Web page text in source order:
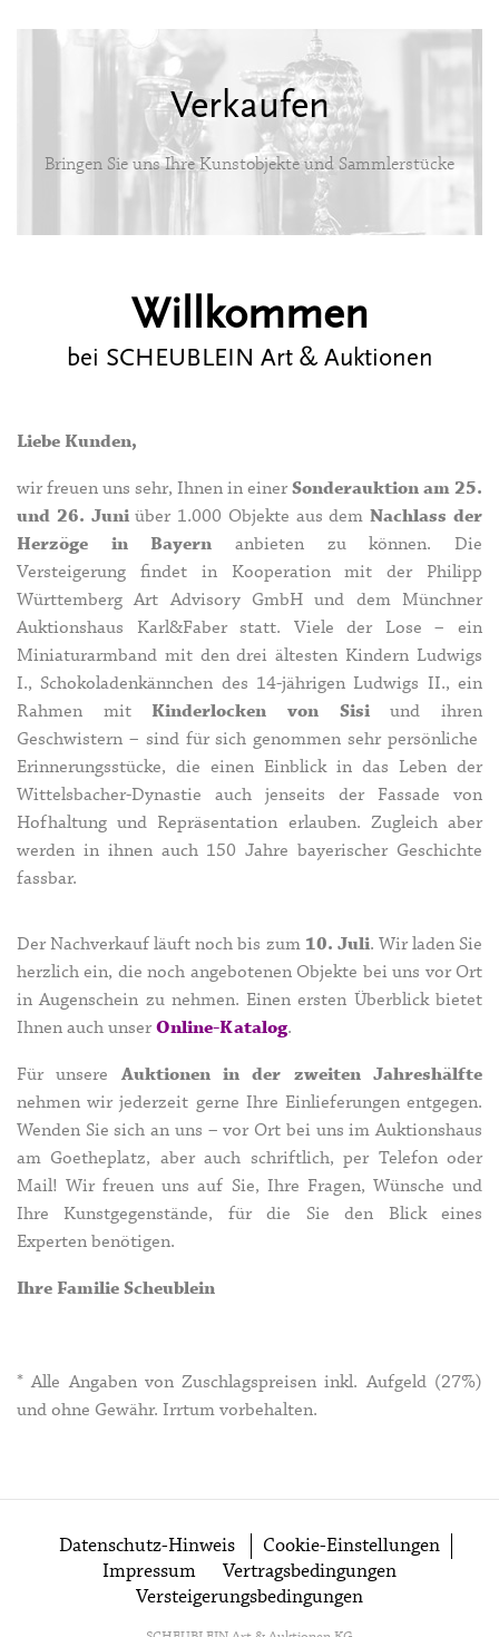
Verkaufen
Bringen Sie uns Ihre Kunstobjekte und Sammlerstücke
Willkommen
bei SCHEUBLEIN Art & Auktionen
Liebe Kunden,
wir freuen uns sehr, Ihnen in einerSonderauktion am 25.
und 26. Juniüber 1.000 Objekte aus demNachlass der
Herzöge in Bayern anbieten zu können. Die
Versteigerung findet in Kooperation mit der Philipp
Württemberg Art Advisory GmbH und dem Münchner
Auktionshaus Karl&Faber statt. Viele der Lose – ein
Miniaturarmband mit den drei ältesten Kindern Ludwigs
I., Schokoladenkännchen des 14-jährigen Ludwigs II., ein
Rahmen mit Kinderlocken von Sisiund ihren
Geschwistern – sind für sich genommen sehr persönliche
Erinnerungsstücke, die einen Einblick in das Leben der
Wittelsbacher-Dynastie auch jenseits der Fassade von
Hofhaltung und Repräsentation erlauben. Zugleich aber
werden in ihnen auch 150 Jahre bayerischer Geschichte
fassbar.
Der Nachverkauf läuft noch bis zum 10. Juli. Wir laden Sie
herzlich ein, die noch angebotenen Objekte bei uns vor Ort
in Augenschein zu nehmen. Einen ersten Überblick bietet
Ihnen auch unserOnline-Katalog.
Für unsere Auktionen in der zweiten Jahreshälfte
nehmen wir jederzeit gerne Ihre Einlieferungen entgegen.
Wenden Sie sich an uns – vor Ort bei uns im Auktionshaus
am Goetheplatz, aber auch schriftlich, per Telefon oder
Mail! Wir freuen uns auf Sie, Ihre Fragen, Wünsche und
Ihre Kunstgegenstände, für die Sie den Blick eines
Experten benötigen.
Ihre Familie Scheublein
* Alle Angaben von Zuschlagspreisen inkl. Aufgeld (27%)
und ohne Gewähr. Irrtum vorbehalten.
Datenschutz-Hinweis
Cookie-Einstellungen
Impressum
Vertragsbedingungen
Versteigerungsbedingungen